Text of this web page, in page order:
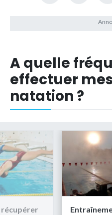
A quelle
effectuer
natation ?